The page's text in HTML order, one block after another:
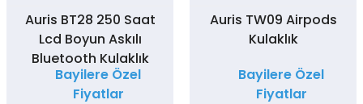
Auris BT28 250 Saat
Lcd Boyun Askılı
Bluetooth Kulaklık
Bayilere Özel
Fiyatlar
Auris TW09 Airpods
Kulaklık
Bayilere Özel
Fiyatlar